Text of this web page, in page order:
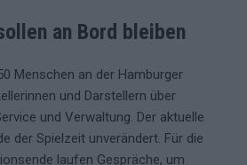
an Bord bleiben
Menschen an der Hamburger
und Darstellern über
und Verwaltung. Der aktuelle
der Spielzeit unverändert. Für die
laufen Gespräche, um